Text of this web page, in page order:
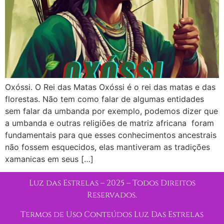
Oxóssi. O Rei das Matas Oxóssi é o rei das matas e das
florestas. Não tem como falar de algumas entidades
sem falar da umbanda por exemplo, podemos dizer que
a umbanda e outras religiões de matriz africana foram
fundamentais para que esses conhecimentos ancestrais
não fossem esquecidos, elas mantiveram as tradições
xamanicas em seus […]
Luz das Estrelas – 2025 – Todos Direitos
Reservados.
Termos de Uso Conteúdos Luz Das Estrelas